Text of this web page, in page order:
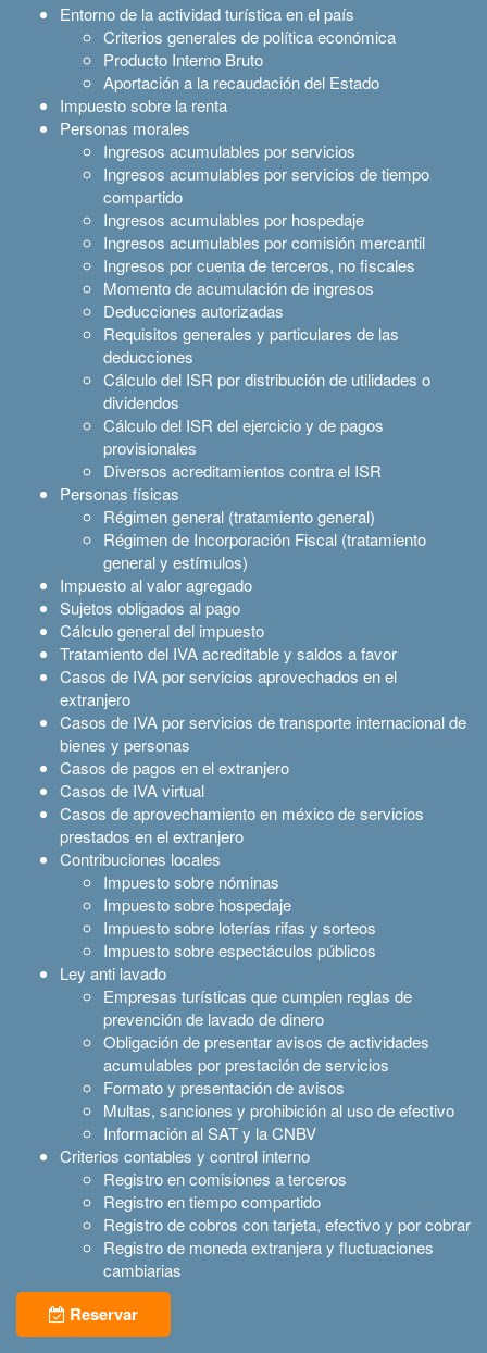
Entorno de la actividad turística en el país
Criterios generales de política económica
Producto Interno Bruto
Aportación a la recaudación del Estado
Impuesto sobre la renta
Personas morales
Ingresos acumulables por servicios
Ingresos acumulables por servicios de tiempo
compartido
Ingresos acumulables por hospedaje
Ingresos acumulables por comisión mercantil
Ingresos por cuenta de terceros, no fiscales
Momento de acumulación de ingresos
Deducciones autorizadas
Requisitos generales y particulares de las
deducciones
Cálculo del ISR por distribución de utilidades o
dividendos
Cálculo del ISR del ejercicio y de pagos
provisionales
Diversos acreditamientos contra el ISR
Personas físicas
Régimen general (tratamiento general)
Régimen de Incorporación Fiscal (tratamiento
general y estímulos)
Impuesto al valor agregado
Sujetos obligados al pago
Cálculo general del impuesto
Tratamiento del IVA acreditable y saldos a favor
Casos de IVA por servicios aprovechados en el
extranjero
Casos de IVA por servicios de transporte internacional de
bienes y personas
Casos de pagos en el extranjero
Casos de IVA virtual
Casos de aprovechamiento en méxico de servicios
prestados en el extranjero
Contribuciones locales
Impuesto sobre nóminas
Impuesto sobre hospedaje
Impuesto sobre loterías rifas y sorteos
Impuesto sobre espectáculos públicos
Ley anti lavado
Empresas turísticas que cumplen reglas de
prevención de lavado de dinero
Obligación de presentar avisos de actividades
acumulables por prestación de servicios
Formato y presentación de avisos
Multas, sanciones y prohibición al uso de efectivo
Información al SAT y la CNBV
Criterios contables y control interno
Registro en comisiones a terceros
Registro en tiempo compartido
Registro de cobros con tarjeta, efectivo y por cobrar
Registro de moneda extranjera y fluctuaciones
cambiarias
Reservar